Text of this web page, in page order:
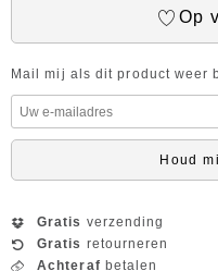
Op
Mail mij als dit product weer
Houd
Gratis verzending
Gratis retourneren
Achteraf betalen